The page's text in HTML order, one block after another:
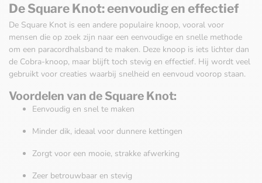
De Square Knot: eenvoudig en effectief
De Square Knot is een andere populaire knoop, vooral voor
mensen die op zoek zijn naar een eenvoudige en snelle methode
om een paracordhalsband te maken. Deze knoop is iets lichter dan
de Cobra-knoop, maar blijft toch stevig en effectief. Hij wordt veel
gebruikt voor creaties waarbij snelheid en eenvoud voorop staan.
Voordelen van de Square Knot:
Eenvoudig en snel te maken
Minder dik, ideaal voor dunnere kettingen
Zorgt voor een mooie, strakke afwerking
Zeer betrouwbaar en stevig